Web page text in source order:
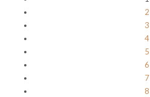
2
3
4
5
6
7
8